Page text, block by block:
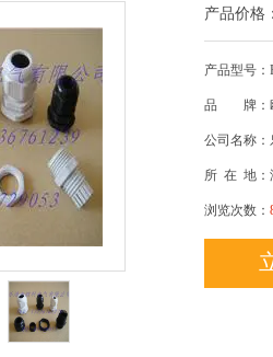
产品价格：
产品型号：
品 牌
公司名称：
所 在 地：
浏览次数：